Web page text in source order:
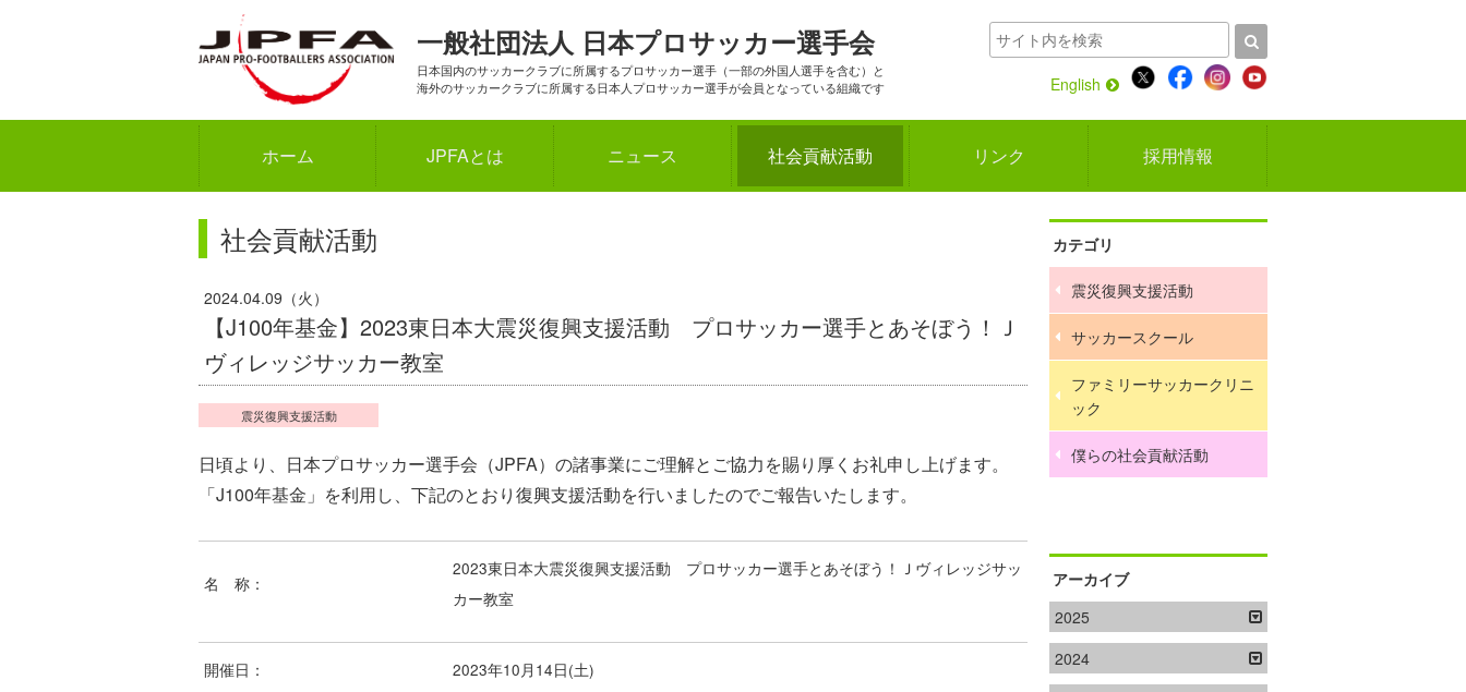
English
一般社団法人 日本プロサッカー選手会
日本国内のサッカークラブに所属するプロサッカー選手（一部の外国人選手を含む）と
海外のサッカークラブに所属する日本人プロサッカー選手が会員となっている組織です
ホーム JPFAとは ニュース 社会貢献活動 リンク 採用情報
社会貢献活動
2024.04.09（火）
【J100年基金】2023東日本大震災復興支援活動 プロサッカー選手とあそぼう！Ｊ
ヴィレッジサッカー教室
震災復興支援活動
日頃より、日本プロサッカー選手会（JPFA）の諸事業にご理解とご協力を賜り厚くお礼申し上げます。
「J100年基金」を利用し、下記のとおり復興支援活動を行いましたのでご報告いたします。
名 称：
2023東日本大震災復興支援活動 プロサッカー選手とあそぼう！Ｊヴィレッジサッ
カー教室
開催日： 2023年10月14日(土)
カテゴリ
震災復興支援活動
サッカースクール
ファミリーサッカークリニ
ック
僕らの社会貢献活動
アーカイブ
2025
2024